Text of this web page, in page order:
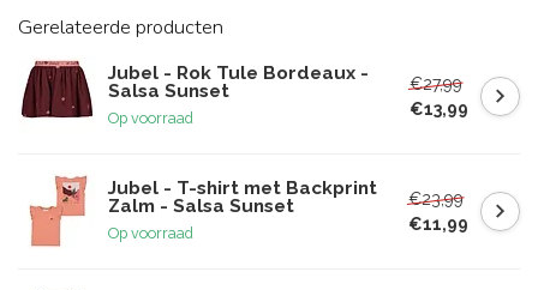
Gerelateerde producten
Jubel - Rok Tule Bordeaux -
Salsa Sunset
Op voorraad
€27,99
€13,99
Jubel - T-shirt met Backprint
Zalm - Salsa Sunset
Op voorraad
€23,99
€11,99